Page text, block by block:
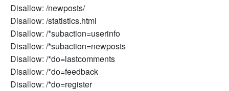
Disallow: /newposts/
Disallow: /statistics.html
Disallow: /*subaction=userinfo
Disallow: /*subaction=newposts
Disallow: /*do=lastcomments
Disallow: /*do=feedback
Disallow: /*do=register